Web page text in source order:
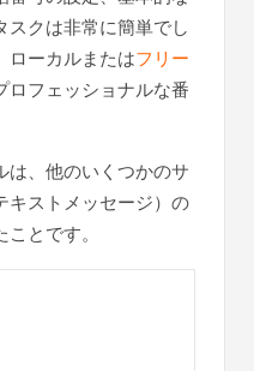
クは非常に簡単でし
ローカルまたはフリー
ロフェッショナルな番
は、他のいくつかのサ
キストメッセージ）の
とです。